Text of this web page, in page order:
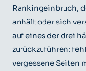
Rankingeinbruch,
anhält oder sich
auf eines der drei
zurückzuführen:
vergessene Seiten